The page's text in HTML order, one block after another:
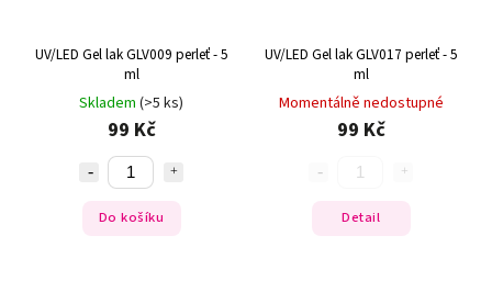
UV/LED Gel lak GLV009 perleť - 5
ml
Skladem (>5 ks)
99 Kč
Do košíku
UV/LED Gel lak GLV017 perleť - 5
ml
Momentálně nedostupné
99 Kč
Detail